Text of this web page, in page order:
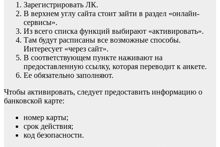
Зарегистрировать ЛК.
В верхнем углу сайта стоит зайти в раздел «онлайн-
сервисы».
Из всего списка функций выбирают «активировать».
Там будут расписаны все возможные способы.
Интересует «через сайт».
В соответствующем пункте наживают на
предоставленную ссылку, которая переводит к анкете.
Ее обязательно заполняют.
Чтобы активировать, следует предоставить информацию о
банковской карте:
номер карты;
срок действия;
код безопасности.